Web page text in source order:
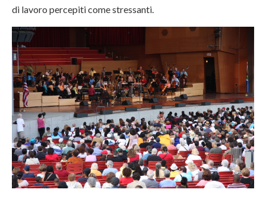
di lavoro percepiti come stressanti.